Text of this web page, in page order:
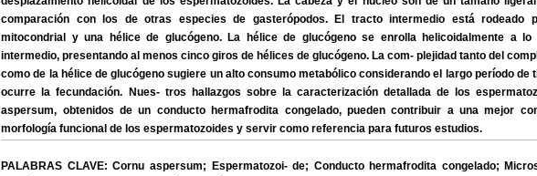
comparación con los de otras especies de gasterópodos. El tracto intermedio está rodeado
mitocondrial y una hélice de glucógeno. La hélice de glucógeno se enrolla helicoidalmente a
intermedio, presentando al menos cinco giros de hélices de glucógeno. La com- plejidad tanto del
como de la hélice de glucógeno sugiere un alto consumo metabólico considerando el largo período de
ocurre la fecundación. Nues- tros hallazgos sobre la caracterización detallada de los
aspersum, obtenidos de un conducto hermafrodita congelado, pueden contribuir a una mejor
morfología funcional de los espermatozoides y servir como referencia para futuros estudios.
PALABRAS CLAVE: Cornu aspersum; Espermatozoi- de; Conducto hermafrodita congelado;